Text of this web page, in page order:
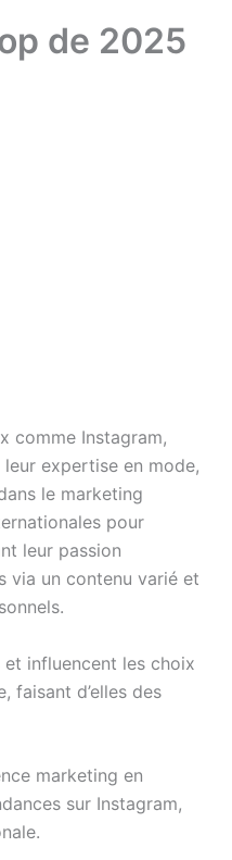
de 2025
comme Instagram,
leur expertise en mode,
le marketing
pour
leur passion
via un contenu varié et
influencent les choix
faisant d’elles des
marketing en
sur Instagram,